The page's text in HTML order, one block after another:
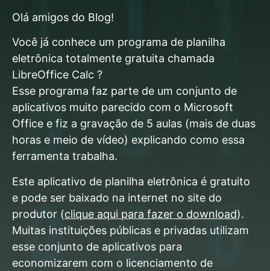
Olá amigos do Blog!
Você já conhece um programa de planilha
eletrônica totalmente gratuita chamada
LibreOffice Calc ?
Esse programa faz parte de um conjunto de
aplicativos muito parecido com o Microsoft
Office e fiz a gravação de 5 aulas (mais de duas
horas e meio de vídeo) explicando como essa
ferramenta trabalha.
Este aplicativo de planilha eletrônica é gratuito
e pode ser baixado na internet no site do
produtor (clique aqui para fazer o download).
Muitas instituições públicas e privadas utilizam
esse conjunto de aplicativos para
economizarem com o licenciamento de